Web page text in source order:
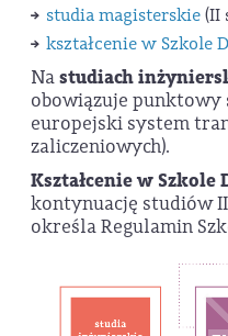
studia magisterskie (II
kształcenie w Szkole
Nastudiach
obowiązuje punktowy
europejski system
zaliczeniowych).
Kształcenie w
kontynuację studiów
określa Regulamin